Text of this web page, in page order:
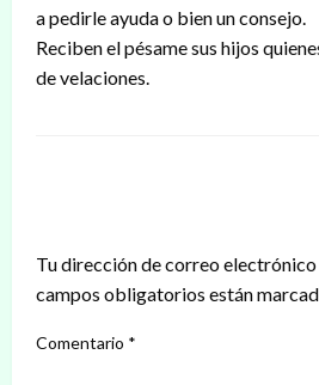
a pedirle ayuda o bien un consejo.
Reciben el pésame sus hijos
de velaciones.
Tu dirección de correo
campos obligatorios están
Comentario *